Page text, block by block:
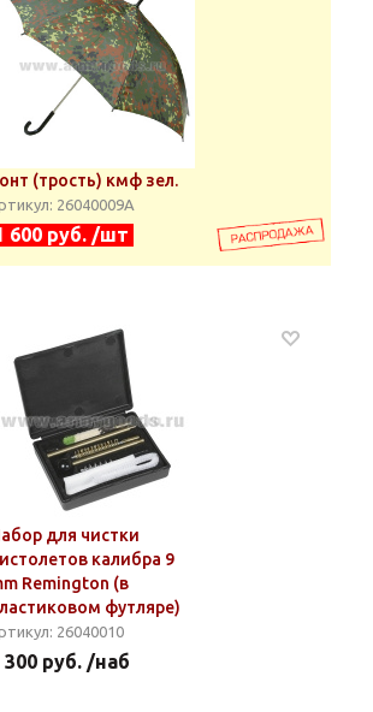
(трость) кмф зел.
26040009А
600 руб. /шт
для чистки
калибра 9
Remington (в
футляре)
26040010
300 руб. /наб